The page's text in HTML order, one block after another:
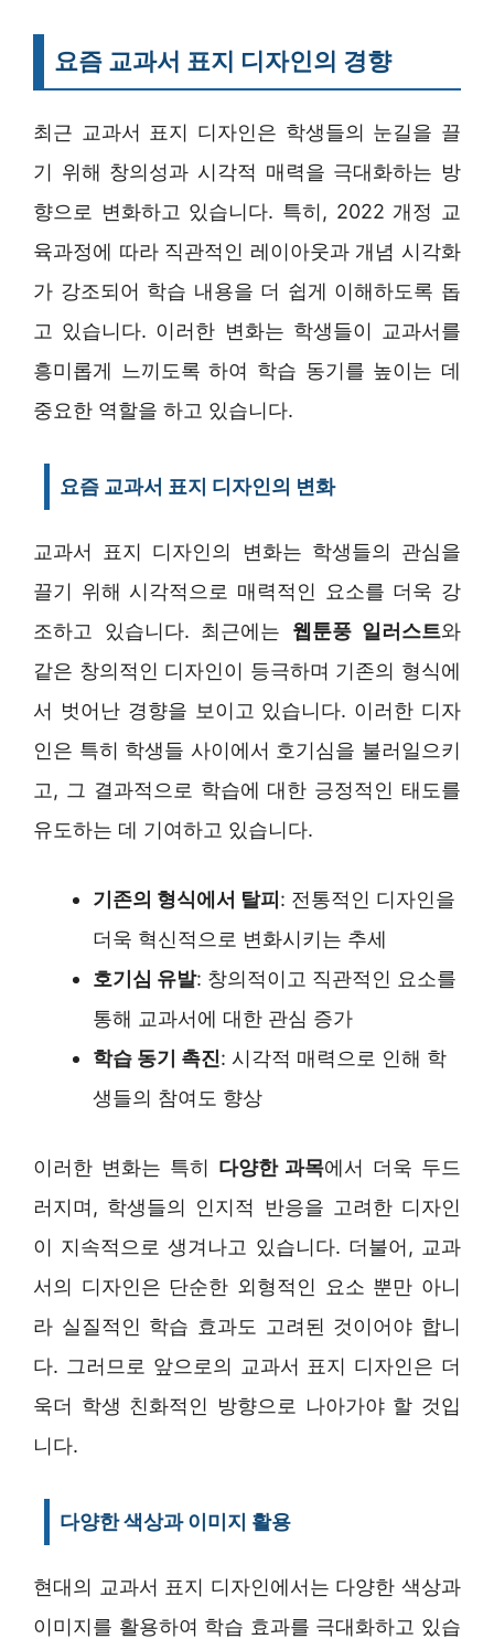
요즘 교과서 표지 디자인의 경향
최근 교과서 표지 디자인은 학생들의 눈길을 끌
기 위해 창의성과 시각적 매력을 극대화하는 방
향으로 변화하고 있습니다. 특히, 2022 개정 교
육과정에 따라 직관적인 레이아웃과 개념 시각화
가 강조되어 학습 내용을 더 쉽게 이해하도록 돕
고 있습니다. 이러한 변화는 학생들이 교과서를
흥미롭게 느끼도록 하여 학습 동기를 높이는 데
중요한 역할을 하고 있습니다.
요즘 교과서 표지 디자인의 변화
교과서 표지 디자인의 변화는 학생들의 관심을
끌기 위해 시각적으로 매력적인 요소를 더욱 강
조하고 있습니다. 최근에는 웹툰풍 일러스트와
같은 창의적인 디자인이 등극하며 기존의 형식에
서 벗어난 경향을 보이고 있습니다. 이러한 디자
인은 특히 학생들 사이에서 호기심을 불러일으키
고, 그 결과적으로 학습에 대한 긍정적인 태도를
유도하는 데 기여하고 있습니다.
기존의 형식에서 탈피: 전통적인 디자인을
더욱 혁신적으로 변화시키는 추세
호기심 유발: 창의적이고 직관적인 요소를
통해 교과서에 대한 관심 증가
학습 동기 촉진: 시각적 매력으로 인해 학
생들의 참여도 향상
이러한 변화는 특히 다양한 과목에서 더욱 두드
러지며, 학생들의 인지적 반응을 고려한 디자인
이 지속적으로 생겨나고 있습니다. 더불어, 교과
서의 디자인은 단순한 외형적인 요소 뿐만 아니
라 실질적인 학습 효과도 고려된 것이어야 합니
다. 그러므로 앞으로의 교과서 표지 디자인은 더
욱더 학생 친화적인 방향으로 나아가야 할 것입
니다.
다양한 색상과 이미지 활용
현대의 교과서 표지 디자인에서는 다양한 색상과
이미지를 활용하여 학습 효과를 극대화하고 있습